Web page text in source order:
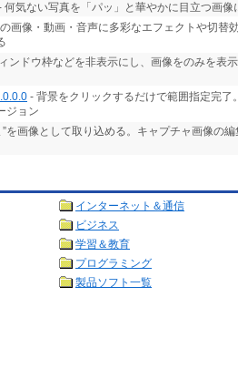
何気ない写真を「パッ」と華やかに目立つ画像
画像・動画・音声に多彩なエフェクトや切替
ンドウ枠などを非表示にし、画像をのみを表
- 背景をクリックするだけで範囲指定完
ジョン
”を画像として取り込める。キャプチャ画像の
インターネット＆通信
ビジネス
学習＆教育
プログラミング
製品ソフト一覧